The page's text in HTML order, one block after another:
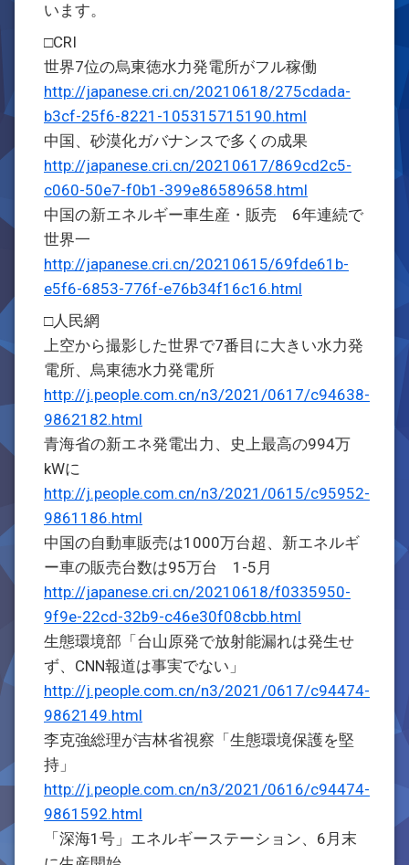
います。
□CRI
世界7位の烏東徳水力発電所がフル稼働
http://japanese.cri.cn/20210618/275cdada-
b3cf-25f6-8221-105315715190.html
中国、砂漠化ガバナンスで多くの成果
http://japanese.cri.cn/20210617/869cd2c5-
c060-50e7-f0b1-399e86589658.html
中国の新エネルギー車生産・販売 6年連続で
世界一
http://japanese.cri.cn/20210615/69fde61b-
e5f6-6853-776f-e76b34f16c16.html
□人民網
上空から撮影した世界で7番目に大きい水力発
電所、烏東徳水力発電所
http://j.people.com.cn/n3/2021/0617/c94638-
9862182.html
青海省の新エネ発電出力、史上最高の994万
kWに
http://j.people.com.cn/n3/2021/0615/c95952-
9861186.html
中国の自動車販売は1000万台超、新エネルギ
ー車の販売台数は95万台 1-5月
http://japanese.cri.cn/20210618/f0335950-
9f9e-22cd-32b9-c46e30f08cbb.html
生態環境部「台山原発で放射能漏れは発生せ
ず、CNN報道は事実でない」
http://j.people.com.cn/n3/2021/0617/c94474-
9862149.html
李克強総理が吉林省視察「生態環境保護を堅
持」
http://j.people.com.cn/n3/2021/0616/c94474-
9861592.html
「深海1号」エネルギーステーション、6月末